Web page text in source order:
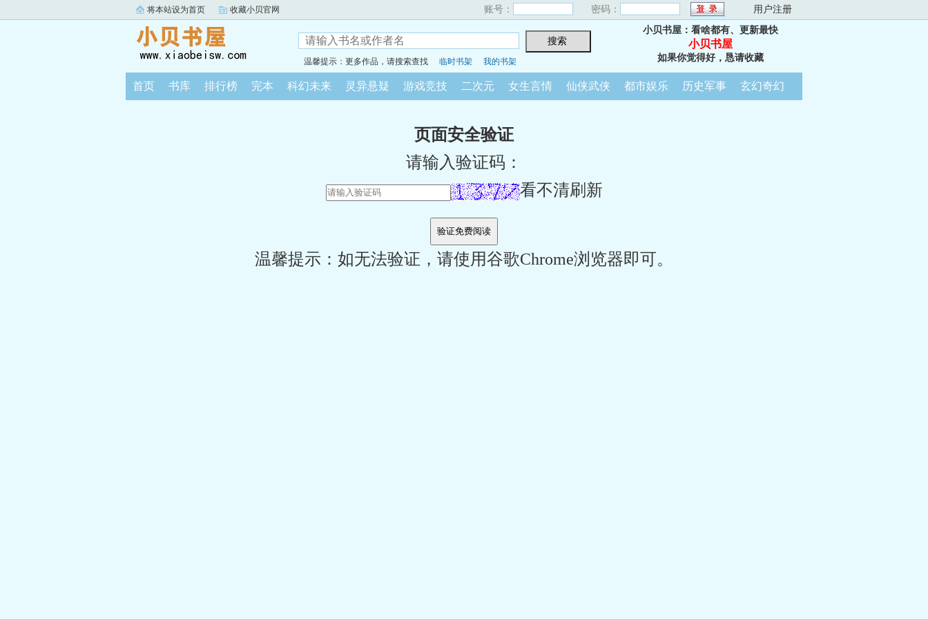
将本站设为首页 收藏小贝官网 账号： 密码： 用户注册
温馨提示：更多作品，请搜索查找 临时书架 我的书架
小贝书屋：看啥都有、更新最快
小贝书屋
如果你觉得好，恳请收藏
首页 书库 排行榜 完本 科幻未来 灵异悬疑 游戏竞技 二次元 女生言情 仙侠武侠 都市娱乐 历史军事 玄幻奇幻
页面安全验证
请输入验证码：
看不清刷新
温馨提示：如无法验证，请使用谷歌Chrome浏览器即可。